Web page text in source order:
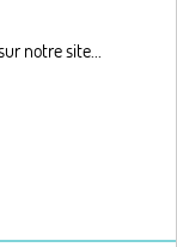
notre site...